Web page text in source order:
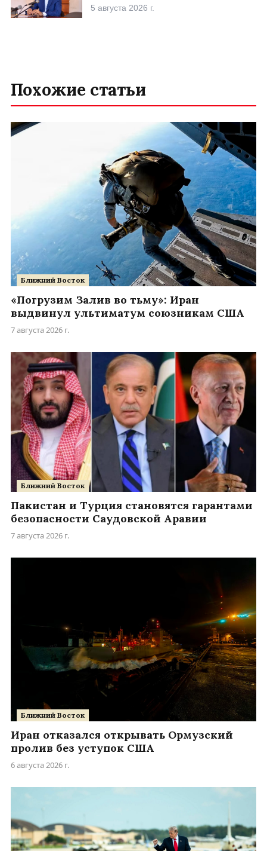
5 августа 2026 г.
Похожие статьи
Ближний Восток
«Погрузим Залив во тьму»: Иран
выдвинул ультиматум союзникам США
7 августа 2026 г.
Ближний Восток
Пакистан и Турция становятся гарантами
безопасности Саудовской Аравии
7 августа 2026 г.
Ближний Восток
Иран отказался открывать Ормузский
пролив без уступок США
6 августа 2026 г.